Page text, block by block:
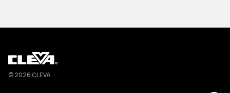
Cleva
© 2026 CLEVA